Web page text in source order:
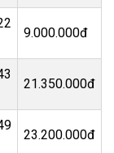
9.000.000đ
21.350.000đ
23.200.000đ